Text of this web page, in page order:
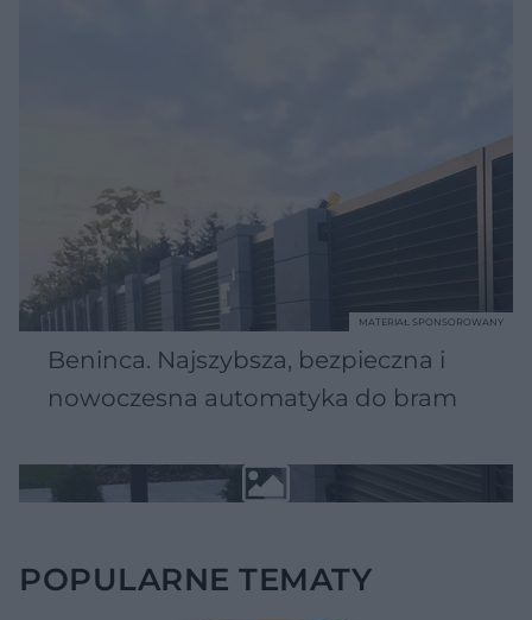
Beninca. Najszybsza, bezpieczna i
nowoczesna automatyka do bram
MATERIAŁ SPONSOROWANY
POPULARNE TEMATY